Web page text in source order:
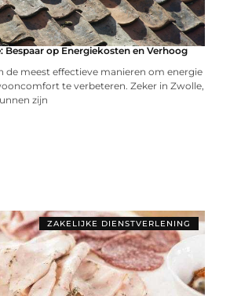
Bespaar op Energiekosten en Verhoog
de meest effectieve manieren om energie
te verbeteren. Zeker in Zwolle,
zijn
ZAKELIJKE DIENSTVERLENING